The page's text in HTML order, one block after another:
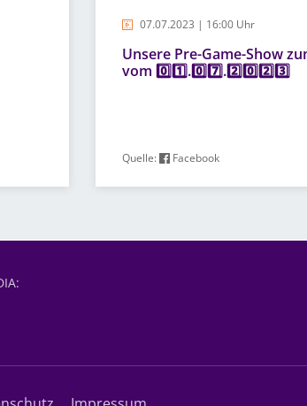
07.07.2023 | 16:00 Uhr
Unsere Pre-Game-Show
vom 0️⃣1️⃣.0️⃣7️⃣.2️⃣0️⃣2️⃣3️⃣
Quelle: Facebook